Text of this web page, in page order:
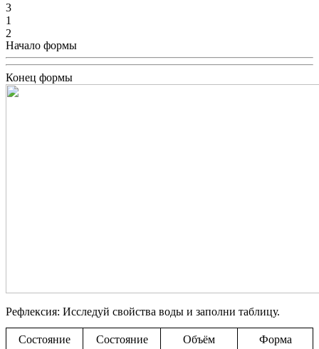
3
1
2
Начало формы
Конец формы
Рефлексия: Исследуй свойства воды и заполни таблицу.
Состояние
Состояние
Объём Форма